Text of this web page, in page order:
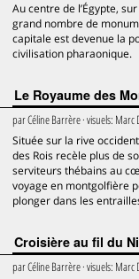
Au centre de l’Égypte,
grand nombre de
capitale est devenue la
civilisation pharaonique.
Le Royaume des
parCéline Barrère· visuels: Marc
Située sur la rive
des Rois recèle plus de
serviteurs thébains au
voyage en montgolfière
plonger dans les
Croisière au fil du
parCéline Barrère· visuels: Marc